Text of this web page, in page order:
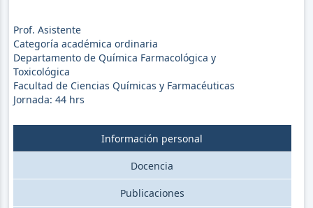
Prof. Asistente
Categoría académica ordinaria
Departamento de Química Farmacológica y
Toxicológica
Facultad de Ciencias Químicas y Farmacéuticas
Jornada: 44hrs
Información personal
Docencia
Publicaciones